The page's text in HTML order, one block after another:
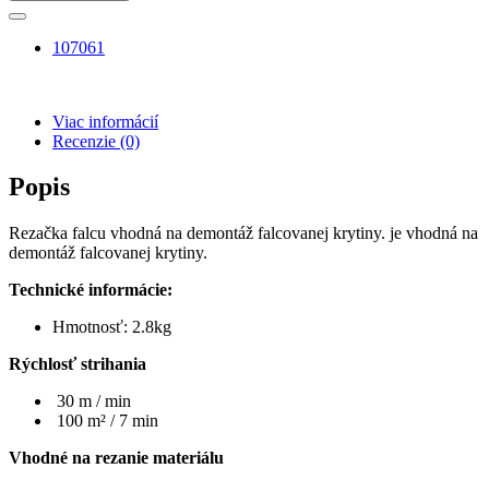
107061
Viac informácií
Recenzie (0)
Popis
Rezačka falcu vhodná na demontáž falcovanej krytiny. je vhodná na
demontáž falcovanej krytiny.
Technické informácie:
Hmotnosť: 2.8kg
Rýchlosť strihania
30 m / min
100 m² / 7 min
Vhodné na rezanie materiálu